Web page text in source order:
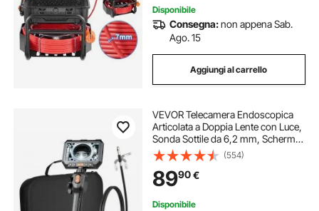
Disponibile
Consegna:non appena Sab.
Ago. 15
Aggiungi al carrello
VEVOR Telecamera Endoscopica
Articolata a Doppia Lente con Luce,
Sonda Sottile da 6,2 mm, Schermo
IPS HD da 5'', Funzione Schermo
Diviso, Zoom 8x, Cavo
Impermeabile IP67 da 1,5 m, per
Auto e Idraulica
(554)
8990€
Disponibile